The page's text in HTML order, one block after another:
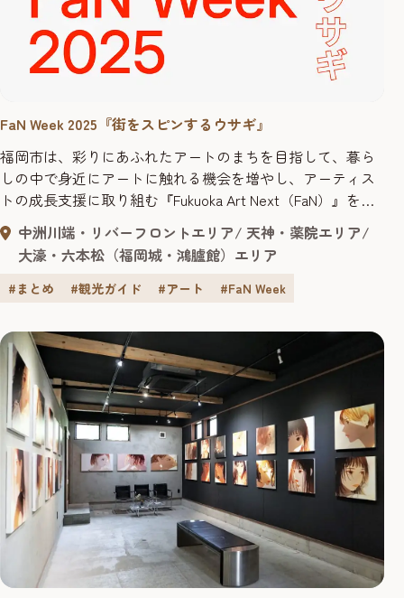
FaN Week 2025『街をスピンするウサギ』
福岡市は、彩りにあふれたアートのまちを目指して、暮ら
しの中で身近にアートに触れる機会を増やし、アーティス
トの成長支援に取り組む『Fukuoka Art Next（FaN）』を推
進しています。 2025年9月13日（土）から9月28日（日）ま
でに「FaN Week 2025」を開催します！
中洲川端・リバーフロントエリア
天神・薬院エリア
大濠・六本松（福岡城・鴻臚館）エリア
#まとめ #観光ガイド #アート #FaN Week